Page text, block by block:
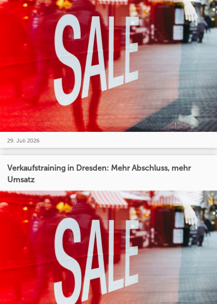
29. Juli 2026
Verkaufstraining in Dresden: Mehr Abschluss, mehr
Umsatz